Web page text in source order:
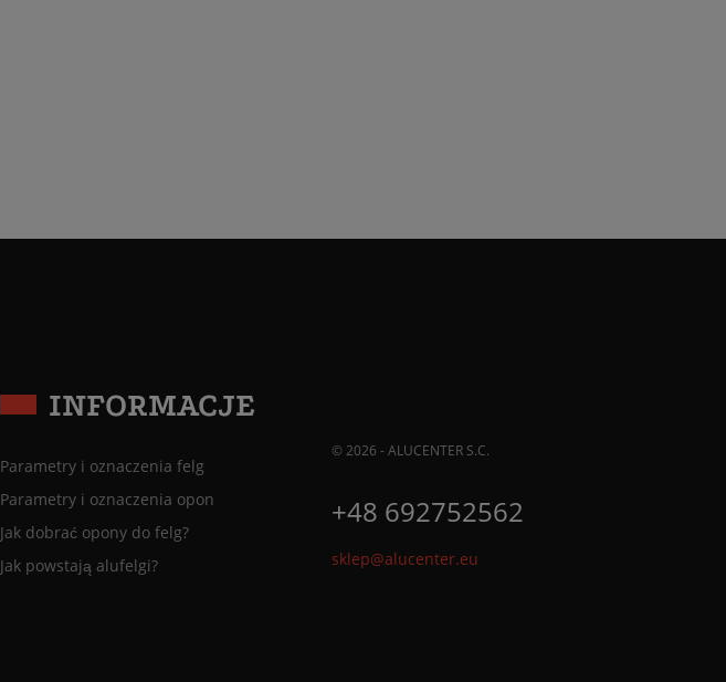
INFORMACJE
Parametry i oznaczenia felg
Parametry i oznaczenia opon
Jak dobrać opony do felg?
Jak powstają alufelgi?
© 2026 - ALUCENTER S.C.
+48 692752562
sklep@alucenter.eu